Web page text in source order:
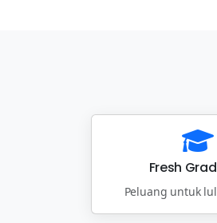
Fresh
Peluang untuk